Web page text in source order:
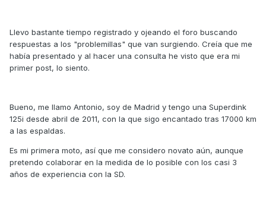
Llevo bastante tiempo registrado y ojeando el foro buscando
respuestas a los "problemillas" que van surgiendo. Creía que me
había presentado y al hacer una consulta he visto que era mi
primer post, lo siento.
Bueno, me llamo Antonio, soy de Madrid y tengo una Superdink
125i desde abril de 2011, con la que sigo encantado tras 17000 km
a las espaldas.
Es mi primera moto, así que me considero novato aún, aunque
pretendo colaborar en la medida de lo posible con los casi 3
años de experiencia con la SD.